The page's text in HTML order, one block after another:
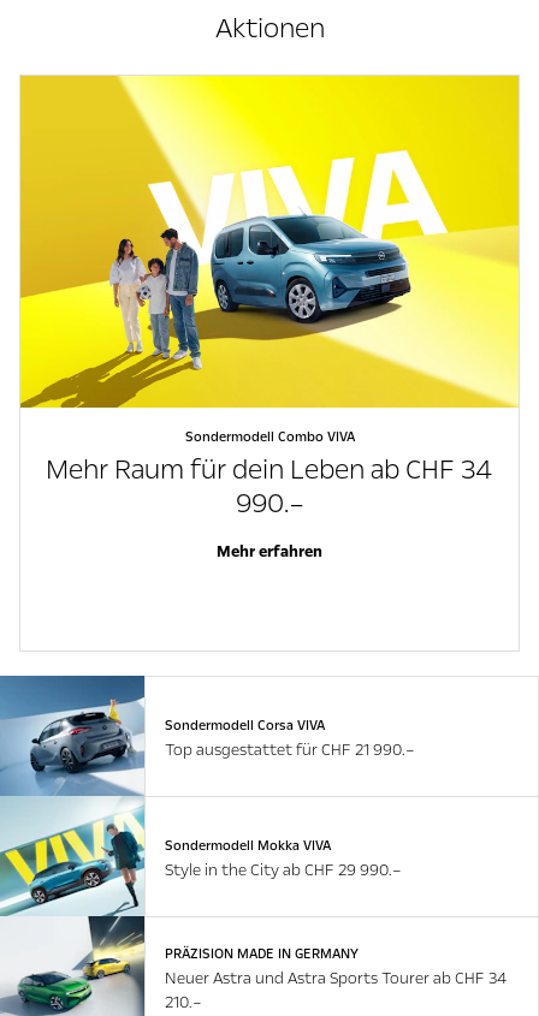
Aktionen
Sondermodell Combo VIVA
Mehr Raum für dein Leben ab CHF 34
990.–
Mehr erfahren
Sondermodell Corsa VIVA
Top ausgestattet für CHF 21 990.–
Sondermodell Mokka VIVA
Style in the City ab CHF 29 990.–
PRÄZISION MADE IN GERMANY
Neuer Astra und Astra Sports Tourer ab CHF 34
210.–